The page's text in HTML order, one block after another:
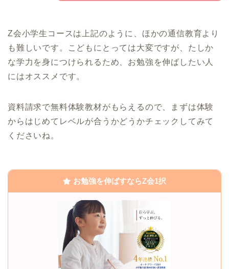
Z会小学生コースは上記のように、ほかの通信教育より
も難しいです。こどもにとっては大変ですが、たしか
な学力を身につけられるため、お勉強を伸ばしたい人
にはオススメです。
資料請求で無料体験教材がもらえるので、まずは体験
からはじめてレベルが合うかどうかチェックしてみて
くださいね。
お勉強を伸ばすならZ会1択